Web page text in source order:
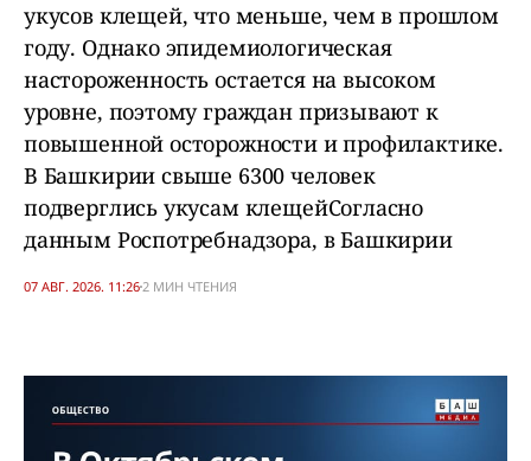
укусов клещей, что меньше, чем в прошлом
году. Однако эпидемиологическая
настороженность остается на высоком
уровне, поэтому граждан призывают к
повышенной осторожности и профилактике.
В Башкирии свыше 6300 человек
подверглись укусам клещейСогласно
данным Роспотребнадзора, в Башкирии
07 АВГ. 2026. 11:262 МИН ЧТЕНИЯ